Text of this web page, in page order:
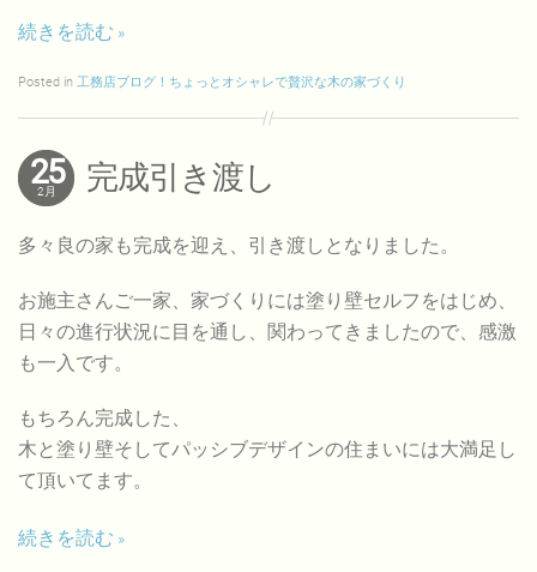
続きを読む
Posted in 工務店ブログ！ちょっとオシャレで贅沢な木の家づくり
25
2月 完成引き渡し
多々良の家も完成を迎え、引き渡しとなりました。
お施主さんご一家、家づくりには塗り壁セルフをはじめ、
日々の進行状況に目を通し、関わってきましたので、感激
も一入です。
もちろん完成した、
木と塗り壁そしてパッシブデザインの住まいには大満足し
て頂いてます。
続きを読む